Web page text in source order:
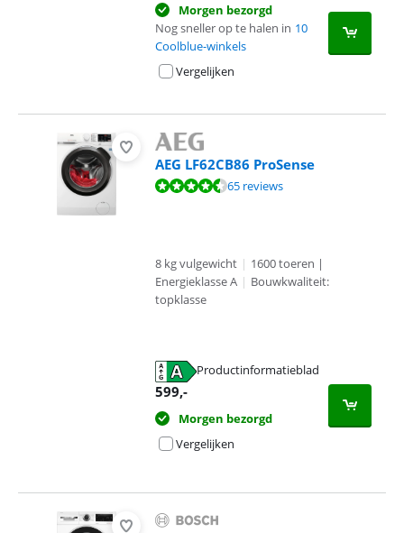
Morgen bezorgd
Nog sneller op te halen in 10
Coolblue-winkels
Vergelijken
AEG LF62CB86 ProSense
Beoordeling is 8,9 van de 10, gebaseerd op 65 reviews.
65 reviews
8 kg vulgewicht | 1600 toeren |
Energieklasse A | Bouwkwaliteit:
topklasse
Productinformatieblad
599,-
Morgen bezorgd
Vergelijken